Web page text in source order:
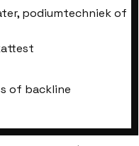
podiumtechniek of
of backline